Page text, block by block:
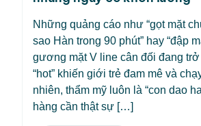
Những quảng cáo như “gọt mặt
sao Hàn trong 90 phút” hay “đập
gương mặt V line cân đối đang
“hot” khiến giới trẻ đam mê và
nhiên, thẩm mỹ luôn là “con dao
hàng cần thật sự […]